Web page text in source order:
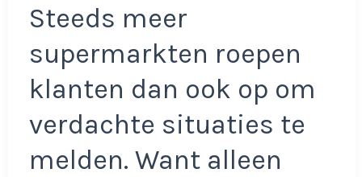
Steeds meer
supermarkten roepen
klanten dan ook op om
verdachte situaties te
melden. Want alleen